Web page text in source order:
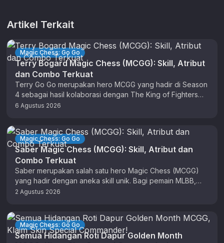
Artikel Terkait
Magic Chess: Go Go
Terry Bogard Magic Chess (MCGG): Skill, Atribut
dan Combo Terkuat
Terry Go Go merupakan hero MCGG yang hadir di Season
4 sebagai hasil kolaborasi dengan The King of Fighters
(KOF). …
6 Agustus 2026
Magic Chess: Go Go
Saber Magic Chess (MCGG): Skill, Atribut dan
Combo Terkuat
Saber merupakan salah satu hero Magic Chess (MCGG)
yang hadir dengan aneka skill unik. Bagi pemain MLBB,
anda sudah tidak …
2 Agustus 2026
Magic Chess: Go Go
Semua Hidangan Roti Dapur Golden Month